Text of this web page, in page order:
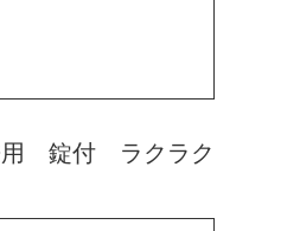
錠付 ラクラク